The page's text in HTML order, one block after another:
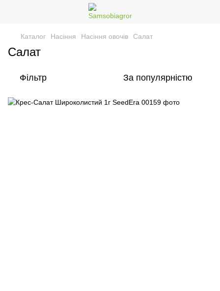
Каталог Насіння Насіння овочів Салат
Салат
Фільтр За популярністю